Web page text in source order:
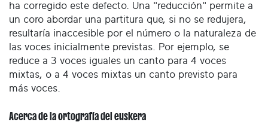
ha corregido este defecto. Una "reducción" permite a
un coro abordar una partitura que, si no se redujera,
resultaría inaccesible por el número o la naturaleza de
las voces inicialmente previstas. Por ejemplo, se
reduce a 3 voces iguales un canto para 4 voces
mixtas, o a 4 voces mixtas un canto previsto para
más voces.
Acerca de la ortografía del euskera